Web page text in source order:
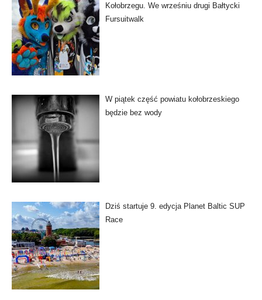
Kołobrzegu. We wrześniu drugi Bałtycki
Fursuitwalk
W piątek część powiatu kołobrzeskiego
będzie bez wody
Dziś startuje 9. edycja Planet Baltic SUP
Race